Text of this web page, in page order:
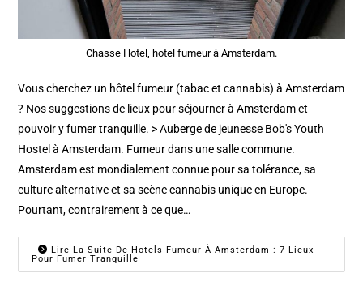
Chasse Hotel, hotel fumeur à Amsterdam.
Vous cherchez un hôtel fumeur (tabac et cannabis) à Amsterdam
? Nos suggestions de lieux pour séjourner à Amsterdam et
pouvoir y fumer tranquille. > Auberge de jeunesse Bob's Youth
Hostel à Amsterdam. Fumeur dans une salle commune.
Amsterdam est mondialement connue pour sa tolérance, sa
culture alternative et sa scène cannabis unique en Europe.
Pourtant, contrairement à ce que…
Lire La Suite De Hotels Fumeur À Amsterdam : 7 Lieux
Pour Fumer Tranquille